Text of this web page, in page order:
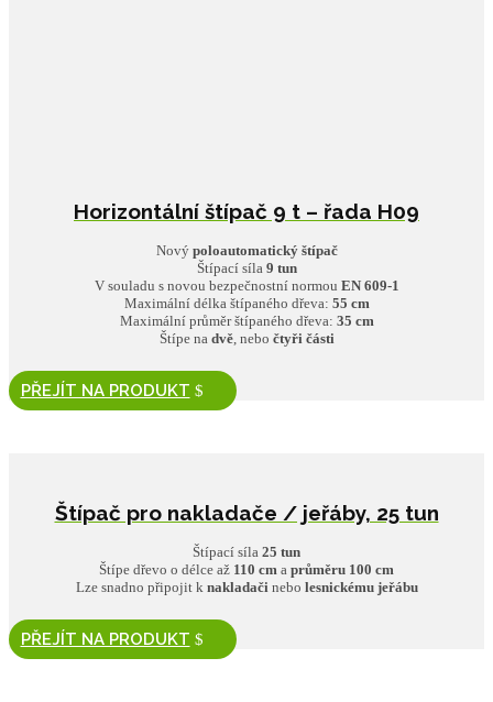
Horizontální štípač 9 t – řada H09
Nový poloautomatický štípač
Štípací síla 9 tun
V souladu s novou bezpečnostní normou EN 609-1
Maximální délka štípaného dřeva: 55 cm
Maximální průměr štípaného dřeva: 35 cm
Štípe na dvě, nebo čtyři části
PŘEJÍT NA PRODUKT
Štípač pro nakladače / jeřáby, 25 tun
Štípací síla 25 tun
Štípe dřevo o délce až 110 cm a průměru 100 cm
Lze snadno připojit k nakladači nebo lesnickému jeřábu
PŘEJÍT NA PRODUKT